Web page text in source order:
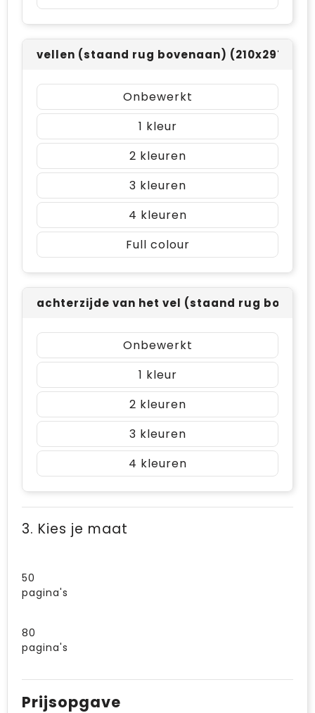
vellen (staand rug bovenaan) (210x297mm)
Onbewerkt
1
2
3
4
Full colour
achterzijde van het vel (staand rug
Onbewerkt
1
2
3
4
3. Kies je maat
50
pagina's
80
pagina's
Prijsopgave